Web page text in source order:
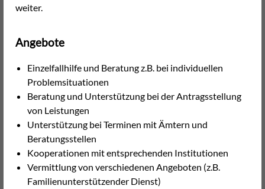
weiter.
Angebote
Einzelfallhilfe und Beratung z.B. bei individuellen
Problemsituationen
Beratung und Unterstützung bei der Antragsstellung
von Leistungen
Unterstützung bei Terminen mit Ämtern und
Beratungsstellen
Kooperationen mit entsprechenden Institutionen
Vermittlung von verschiedenen Angeboten (z.B.
Familienunterstützender Dienst)